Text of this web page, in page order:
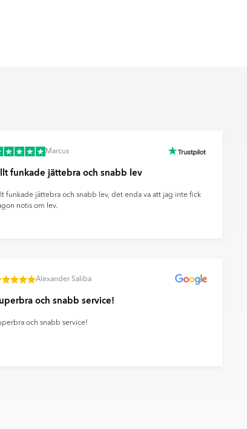
Marcus
funkade jättebra och snabb lev
funkade jättebra och snabb lev, det enda va att jag inte fick
notis om lev.
Alexander Saliba
och snabb service!
och snabb service!